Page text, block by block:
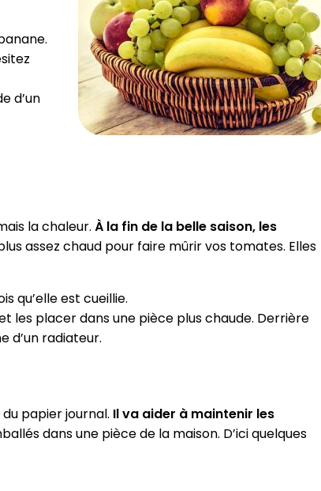
d’un
la chaleur. À la fin de la belle saison, les
assez chaud pour faire mûrir vos tomates. Elles
qu’elle est cueillie.
les placer dans une pièce plus chaude. Derrière
d’un radiateur.
papier journal. Il va aider à maintenir les
dans une pièce de la maison. D’ici quelques